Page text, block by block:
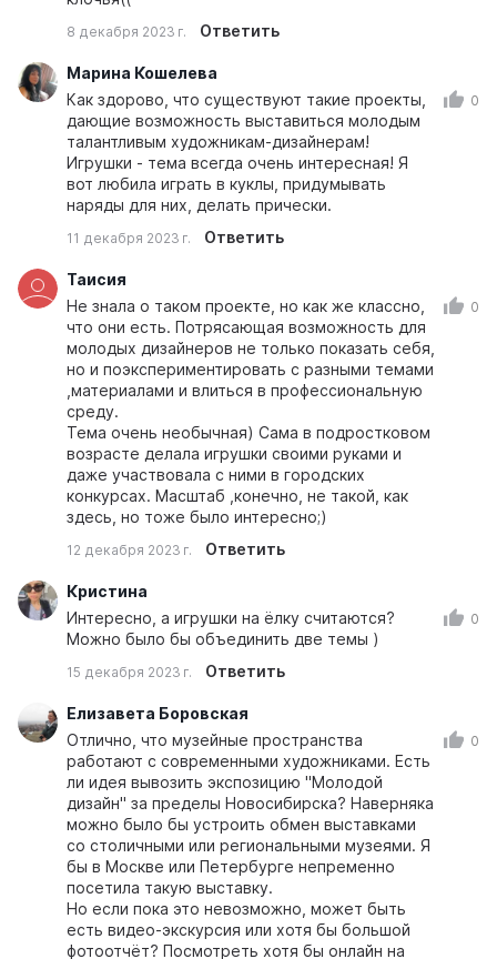
8 декабря 2023 г. Ответить
Марина Кошелева
Как здорово, что существуют такие проекты,
дающие возможность выставиться молодым
талантливым художникам-дизайнерам!
Игрушки - тема всегда очень интересная! Я
вот любила играть в куклы, придумывать
наряды для них, делать прически.
0
11 декабря 2023 г. Ответить
Таисия
Не знала о таком проекте, но как же классно,
что они есть. Потрясающая возможность для
молодых дизайнеров не только показать себя,
но и поэкспериментировать с разными темами
,материалами и влиться в профессиональную
среду.
Тема очень необычная) Сама в подростковом
возрасте делала игрушки своими руками и
даже участвовала с ними в городских
конкурсах. Масштаб ,конечно, не такой, как
здесь, но тоже было интересно;)
0
12 декабря 2023 г. Ответить
Кристина
Интересно, а игрушки на ёлку считаются?
Можно было бы объединить две темы )
0
15 декабря 2023 г. Ответить
Елизавета Боровская
Отлично, что музейные пространства
работают с современными художниками. Есть
ли идея вывозить экспозицию "Молодой
дизайн" за пределы Новосибирска? Наверняка
можно было бы устроить обмен выставками
со столичными или региональными музеями. Я
бы в Москве или Петербурге непременно
посетила такую выставку.
Но если пока это невозможно, может быть
есть видео-экскурсия или хотя бы большой
фотоотчёт? Посмотреть хотя бы онлайн на
0